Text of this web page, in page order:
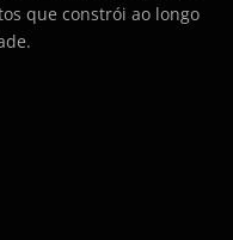
que constrói ao longo